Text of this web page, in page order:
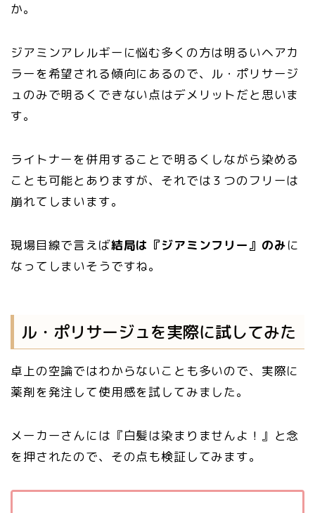
か。
ジアミンアレルギーに悩む多くの方は明るいヘアカ
ラーを希望される傾向にあるので、ル・ポリサージ
ュのみで明るくできない点はデメリットだと思いま
す。
ライトナーを併用することで明るくしながら染める
ことも可能とありますが、それでは３つのフリーは
崩れてしまいます。
現場目線で言えば結局は『ジアミンフリー』のみに
なってしまいそうですね。
ル・ポリサージュを実際に試してみた
卓上の空論ではわからないことも多いので、実際に
薬剤を発注して使用感を試してみました。
メーカーさんには『白髪は染まりませんよ！』と念
を押されたので、その点も検証してみます。